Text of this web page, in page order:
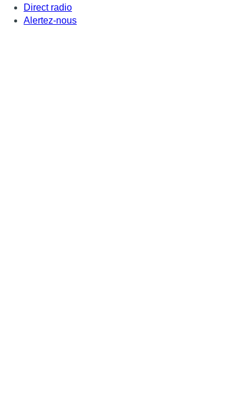
Direct radio
Alertez-nous